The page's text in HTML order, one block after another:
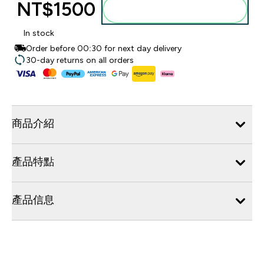
NT$1500‎
In stock
Order before 00:30 for next day delivery
30-day returns on all orders
商品介紹
產品特點
產品信息